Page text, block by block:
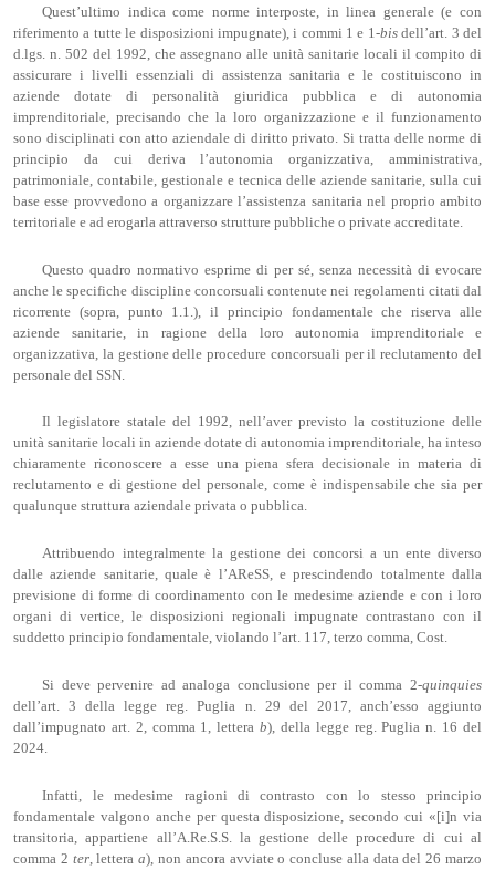
Quest’ultimo indica come norme interposte, in linea generale (e con
riferimento a tutte le disposizioni impugnate), i commi 1 e 1-bisdell’art. 3 del
d.lgs. n. 502 del 1992, che assegnano alle unità sanitarie locali il compito di
assicurare i livelli essenziali di assistenza sanitaria e le costituiscono in
aziende dotate di personalità giuridica pubblica e di autonomia
imprenditoriale, precisando che la loro organizzazione e il funzionamento
sono disciplinati con atto aziendale di diritto privato. Si tratta delle norme di
principio da cui deriva l’autonomia organizzativa, amministrativa,
patrimoniale, contabile, gestionale e tecnica delle aziende sanitarie, sulla cui
base esse provvedono a organizzare l’assistenza sanitaria nel proprio ambito
territoriale e ad erogarla attraverso strutture pubbliche o private accreditate.
Questo quadro normativo esprime di per sé, senza necessità di evocare
anche le specifiche discipline concorsuali contenute nei regolamenti citati dal
ricorrente (sopra, punto 1.1.), il principio fondamentale che riserva alle
aziende sanitarie, in ragione della loro autonomia imprenditoriale e
organizzativa, la gestione delle procedure concorsuali per il reclutamento del
personale del SSN.
Il legislatore statale del 1992, nell’aver previsto la costituzione delle
unità sanitarie locali in aziende dotate di autonomia imprenditoriale, ha inteso
chiaramente riconoscere a esse una piena sfera decisionale in materia di
reclutamento e di gestione del personale, come è indispensabile che sia per
qualunque struttura aziendale privata o pubblica.
Attribuendo integralmente la gestione dei concorsi a un ente diverso
dalle aziende sanitarie, quale è l’AReSS, e prescindendo totalmente dalla
previsione di forme di coordinamento con le medesime aziende e con i loro
organi di vertice, le disposizioni regionali impugnate contrastano con il
suddetto principio fondamentale, violando l’art. 117, terzo comma, Cost.
Si deve pervenire ad analoga conclusione per il comma 2-quinquies
dell’art. 3 della legge reg. Puglia n. 29 del 2017, anch’esso aggiunto
dall’impugnato art. 2, comma 1, letterab), della legge reg. Puglia n. 16 del
2024.
Infatti, le medesime ragioni di contrasto con lo stesso principio
fondamentale valgono anche per questa disposizione, secondo cui «[i]n via
transitoria, appartiene all’A.Re.S.S. la gestione delle procedure di cui al
comma 2 ter, letteraa), non ancora avviate o concluse alla data del 26 marzo